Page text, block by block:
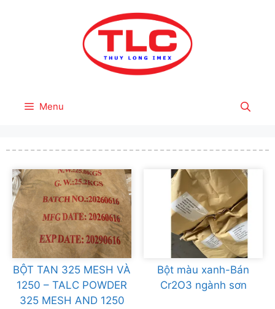
Menu
BỘT TAN 325 MESH VÀ
1250 – TALC POWDER
325 MESH AND 1250
Bột màu xanh-Bán
Cr2O3 ngành sơn